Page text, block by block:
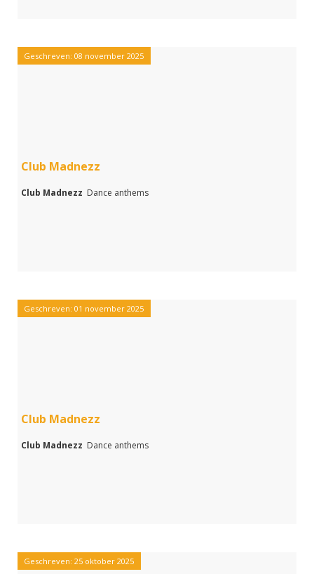
Geschreven: 08 november 2025
Club Madnezz
Club Madnezz Dance anthems
Geschreven: 01 november 2025
Club Madnezz
Club Madnezz Dance anthems
Geschreven: 25 oktober 2025